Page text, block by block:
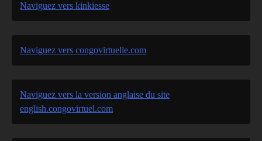
Naviguez vers kinkiesse
Naviguez vers congovirtuelle.com
Naviguez vers la version anglaise du site
english.congovirtuel.com